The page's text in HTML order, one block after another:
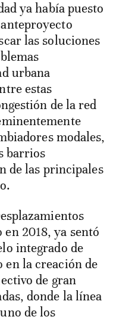
ya había puesto
las soluciones
urbana
estas
de la red
modales,
barrios
de las principales
2018, ya sentó
integrado de
la creación de
de gran
donde la línea
de los